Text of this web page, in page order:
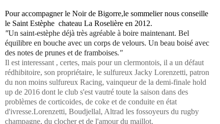
Pour accompagner le Noir de Bigorre,le sommelier nous conseille
le Saint Estèphe chateau La Roselière en 2012.
"Un saint-estèphe déjà très agréable à boire maintenant. Bel
équilibre en bouche avec un corps de velours. Un beau boisé avec
des notes de prunes et de framboises."
Il est interessant , certes, mais pour un clermontois, il a un défaut
rédhibitoire, son propriétaire, le sulfureux Jacky Lorenzetti, patron
du non moins sulfureux Racing, vainqueur de la demi-finale hold
up de 2016 dont le club s'est vautré toute la saison dans des
problèmes de corticoides, de coke et de conduite en état
d'ivresse.Lorenzetti, Boudjellal, Altrad les fossoyeurs du rugby
champagne, du clocher et de l'amour du maillot.